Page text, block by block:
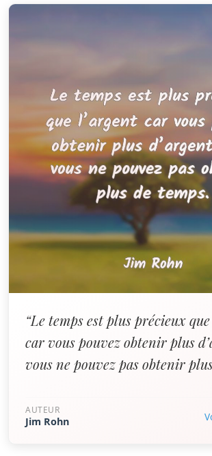
“Le temps est plus précieux
car vous pouvez obtenir plus
vous ne pouvez pas obtenir
AUTEUR
Jim Rohn